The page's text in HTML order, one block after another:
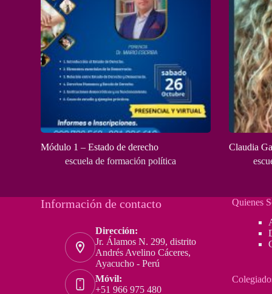
Módulo 1 – Estado de derecho
escuela de formación política
Claudia
Información de contacto
Dirección:
Jr. Álamos N. 299, distrito
Andrés Avelino Cáceres,
Ayacucho - Perú
Móvil:
+51 966 975 480
Quienes